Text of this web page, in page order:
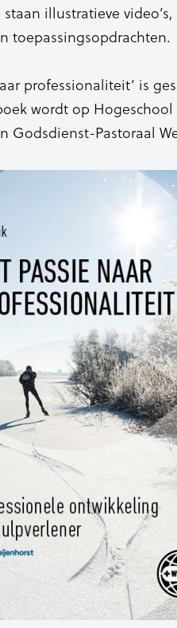
illustratieve
toepassingsopdrachten.
professionaliteit’ is
wordt op
Godsdienst-Pastoraal